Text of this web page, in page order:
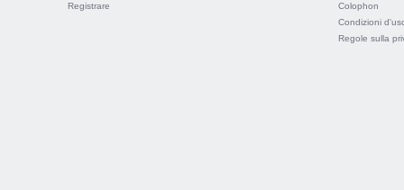
Registrare
Colophon
Condizioni
Regole sulla